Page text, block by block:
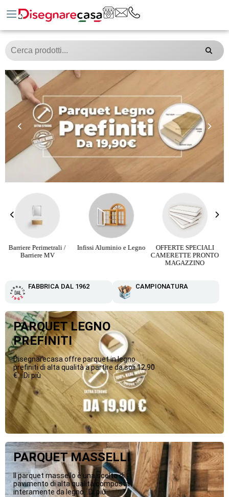
Infissi Aluminio e Legno
OFFERTE SPECIALI
Parquet Maxi Plancia 3
Strip da 12,90 €
FABBRICA DAL 1962 CAMPIONATURA
PARQUET LEGNO
PREFINITI
Disegnarecasa offre parquet in legno
prefiniti di alta qualità a partire da soli 12,90
€....Di più
PARQUET MASSELLI
Il parquet massello è una scelta di
pavimento di alta qualità composta
interamente da legno...Di più